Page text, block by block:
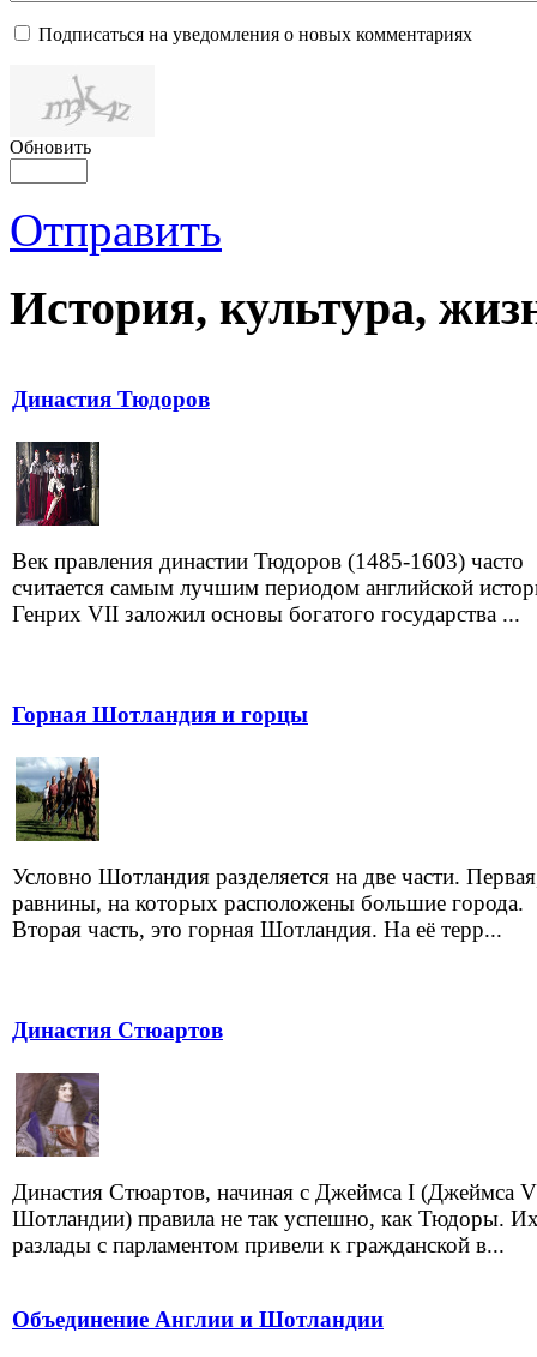
Подписаться на уведомления о новых комментариях
Обновить
Отправить
История, культура,
Династия Тюдоров
Век правления династии Тюдоров (1485-1603) часто
считается самым лучшим периодом английской
Генрих VII заложил основы богатого государства ...
Горная Шотландия и горцы
Условно Шотландия разделяется на две части.
равнины, на которых расположены большие города.
Вторая часть, это горная Шотландия. На её терр...
Династия Стюартов
Династия Стюартов, начиная с Джеймса I (Джеймса
Шотландии) правила не так успешно, как Тюдоры.
разлады с парламентом привели к гражданской в...
Объединение Англии и Шотландии